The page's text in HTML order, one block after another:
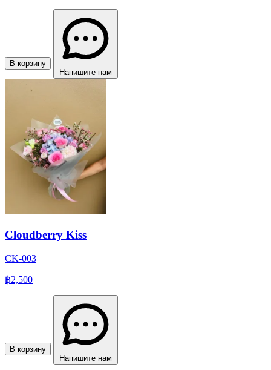
В корзину
Напишите нам
Cloudberry Kiss
CK-003
฿2,500
В корзину
Напишите нам